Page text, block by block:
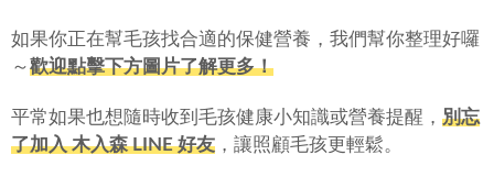
如果你正在幫毛孩找合適的保健營養，我們幫你整理好囉
～歡迎點擊下方圖片了解更多！
平常如果也想隨時收到毛孩健康小知識或營養提醒， 別忘
了加入 木入森 LINE 好友 ，讓照顧毛孩更輕鬆。